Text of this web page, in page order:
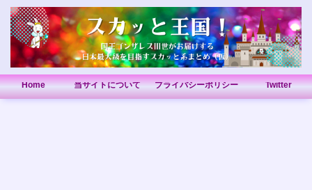
Home 当サイトについて プライバシーポリシー Twitter